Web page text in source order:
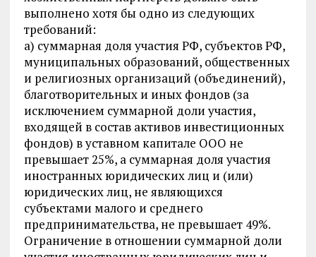
выполнено хотя бы одно из следующих
требований:
а) суммарная доля участия РФ, субъектов РФ,
муниципальных образований, общественных
и религиозных организаций (объединений),
благотворительных и иных фондов (за
исключением суммарной доли участия,
входящей в состав активов инвестиционных
фондов) в уставном капитале ООО не
превышает 25%, а суммарная доля участия
иностранных юридических лиц и (или)
юридических лиц, не являющихся
субъектами малого и среднего
предпринимательства, не превышает 49%.
Ограничение в отношении суммарной доли